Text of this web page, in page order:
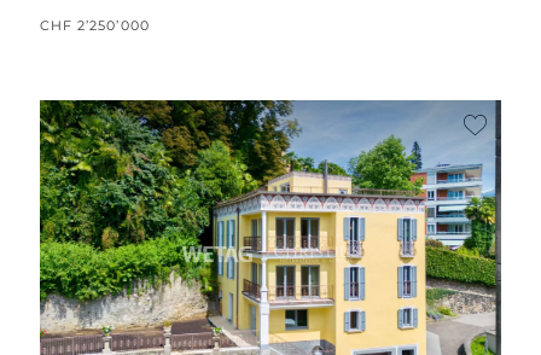
CHF 2’250’000